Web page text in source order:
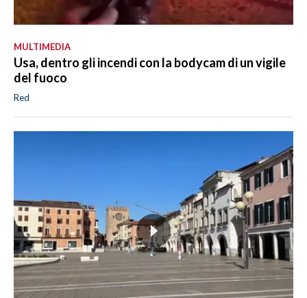
MULTIMEDIA
Usa, dentro gli incendi con la bodycam di un vigile
del fuoco
Red